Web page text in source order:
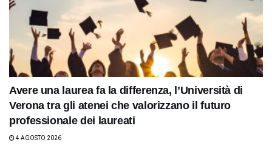
Avere una laurea fa la differenza, l’Università di
Verona tra gli atenei che valorizzano il futuro
professionale dei laureati
4 AGOSTO 2026